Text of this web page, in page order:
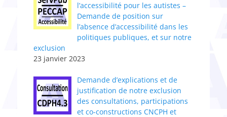
l’accessibilité pour les autistes –
Demande de position sur
l’absence d’accessibilité dans les
politiques publiques, et sur notre
exclusion
23 janvier 2023
Demande d’explications et de
justification de notre exclusion
des consultations, participations
et co-constructions CNCPH et